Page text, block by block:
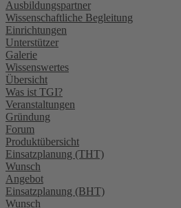
Ausbildungspartner
Wissenschaftliche Begleitung
Einrichtungen
Unterstützer
Galerie
Wissenswertes
Übersicht
Was ist TGI?
Veranstaltungen
Gründung
Forum
Produktübersicht
Einsatzplanung (THT)
Wunsch
Angebot
Einsatzplanung (BHT)
Wunsch